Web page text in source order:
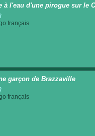
à l'eau d'une pirogue sur le
français
garçon de Brazzaville
français